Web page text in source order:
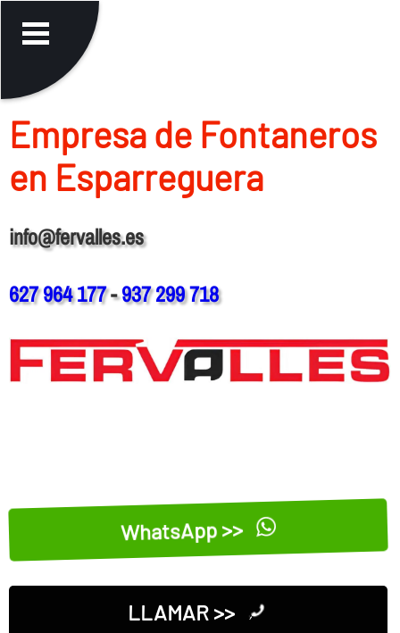
Empresa de Fontaneros
en Esparreguera
info@fervalles.es
627 964 177-937 299 718
WhatsApp >>
LLAMAR >>